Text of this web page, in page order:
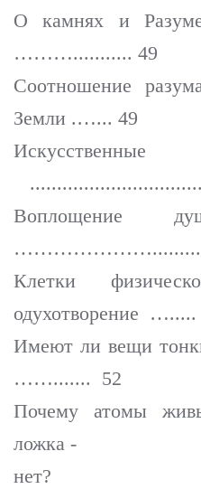
О камнях и
………........... 49
Соотношение
Земли .…... 49
Воплощение
Клетки
одухотворение ….....
Имеют ли вещи
……....... 52
Почему атомы
ложка -
нет?